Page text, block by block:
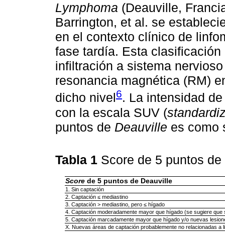
Lymphoma (Deauville,
Barrington, et al. se
en el contexto clínico de
fase tardía. Esta
infiltración a sistema
resonancia magnética (RM)
dicho nivel6. La intensidad
con la escala SUV (
puntos de Deauville es como
Tabla 1 Score de 5 puntos
Score de 5 puntos de Deauville
1. Sin captación
2. Captación ≤ mediastino
3. Captación > mediastino, pero ≤ hígado
4. Captación moderadamente mayor que hígado (se sugiere
5. Captación marcadamente mayor que hígado y/o nuevas
X. Nuevas áreas de captación probablemente no relacionadas a